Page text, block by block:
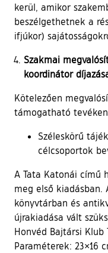
kerül, amikor
beszélgethetnek a
ifjúkor)
Szakmai
koordinátor
Kötelezően
támogatható
Széleskörű
célcsoportok
A Tata Katonái című
meg első kiadásban.
könyvtárban és
újrakiadása vált
Honvéd Bajtársi Klub
Paraméterek: 23×16